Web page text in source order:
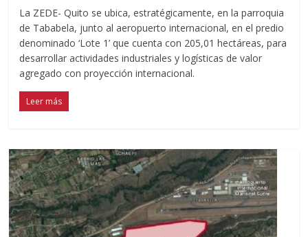
La ZEDE- Quito se ubica, estratégicamente, en la parroquia
de Tababela, junto al aeropuerto internacional, en el predio
denominado ‘Lote 1’ que cuenta con 205,01 hectáreas, para
desarrollar actividades industriales y logísticas de valor
agregado con proyección internacional.
Leer más